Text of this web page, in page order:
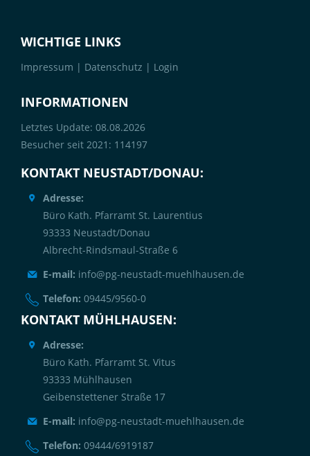
WICHTIGE LINKS
Impressum | Datenschutz | Login
INFORMATIONEN
Letztes Update: 08.08.2026
Besucher seit 2021: 114197
KONTAKT NEUSTADT/DONAU:
Adresse:
Büro Kath. Pfarramt St. Laurentius
93333 Neustadt/Donau
Albrecht-Rindsmaul-Straße 6
E-mail: info@pg-neustadt-muehlhausen.de
Telefon: 09445/9560-0
KONTAKT MÜHLHAUSEN:
Adresse:
Büro Kath. Pfarramt St. Vitus
93333 Mühlhausen
Geibenstettener Straße 17
E-mail: info@pg-neustadt-muehlhausen.de
Telefon: 09444/6919187